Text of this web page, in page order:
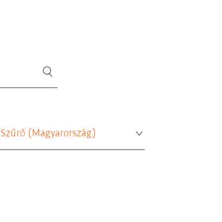
( Magyarország )